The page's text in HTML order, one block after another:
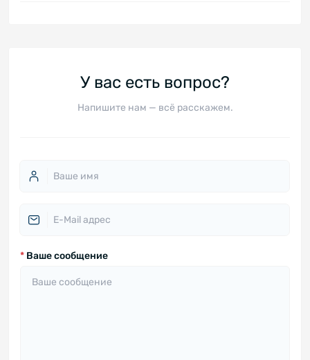
У вас есть вопрос?
Напишите нам — всё расскажем.
* Ваше сообщение